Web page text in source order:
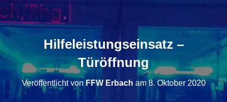
Hilfeleistungseinsatz –
Türöffnung
Veröffentlicht von FFW Erbach am8. Oktober 2020